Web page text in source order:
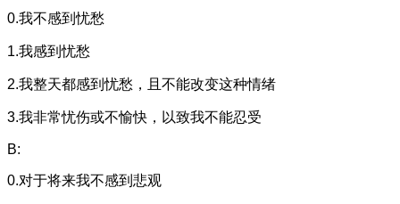
0.我不感到忧愁
1.我感到忧愁
2.我整天都感到忧愁，且不能改变这种情绪
3.我非常忧伤或不愉快，以致我不能忍受
B:
0.对于将来我不感到悲观